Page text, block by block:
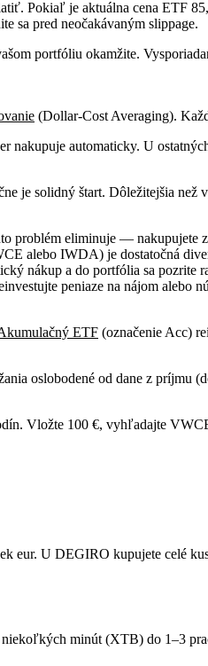
Pokiaľ je aktuálna cena ETF
sa pred neočakávaným slippage.
portfóliu okamžite.
(Dollar-Cost Averaging).
automaticky. U
je solidný štart. Dôležitejšia než
problém eliminuje — nakupujete
alebo IWDA) je dostatočná
nákup a do portfólia sa pozrite
peniaze na nájom
ETF (označenie Acc)
oslobodené od dane z príjmu
Vložte 100 €, vyhľadajte
U DEGIRO kupujete celé
minút (XTB) do 1–3